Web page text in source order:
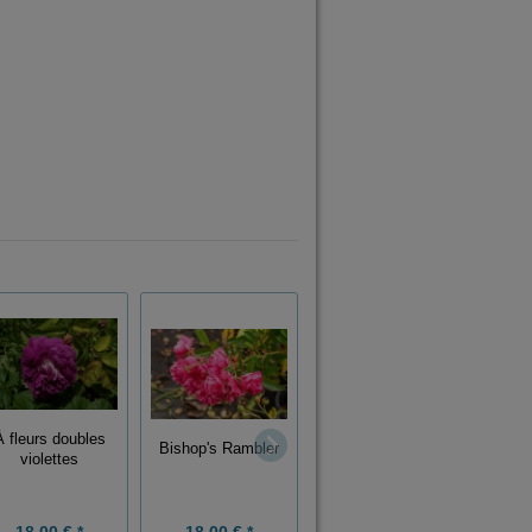
fleurs doubles
violettes
Bishop's Rambler